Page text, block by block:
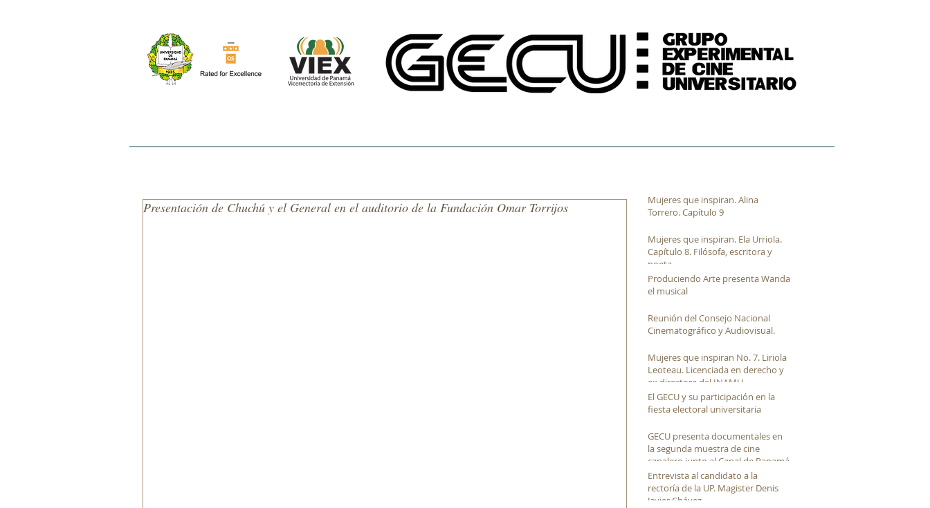
Presentación de Chuchú y el General en el auditorio de la Fundación Omar Torrijos
Mujeres que inspiran. Alina
Torrero. Capítulo 9
Mujeres que inspiran. Ela Urriola.
Capítulo 8. Filósofa, escritora y
poeta
Produciendo Arte presenta Wanda
el musical
Reunión del Consejo Nacional
Cinematográfico y Audiovisual.
Mujeres que inspiran No. 7. Liriola
Leoteau. Licenciada en derecho y
ex directora del INAMU
El GECU y su participación en la
fiesta electoral universitaria
GECU presenta documentales en
la segunda muestra de cine
canalero junto al Canal de Panamá
Entrevista al candidato a la
rectoría de la UP. Magister Denis
Javier Chávez